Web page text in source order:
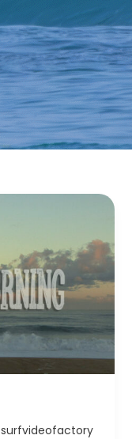
surfvideofactory